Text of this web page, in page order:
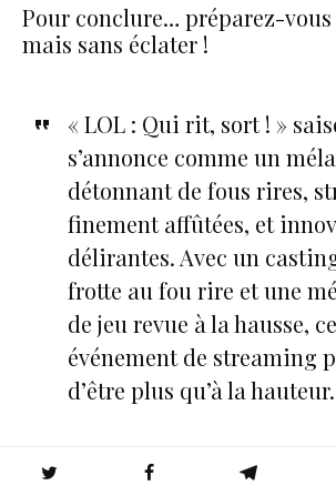
Pour conclure… préparez-
mais sans éclater !
« LOL : Qui rit, sort ! »
s’annonce comme un
détonnant de fous rires,
finement affûtées, et
délirantes. Avec un
frotte au fou rire et une
de jeu revue à la hausse,
événement de streaming
d’être plus qu’à la hauteur.
Dès le 18 avril 2025, vous pourrez